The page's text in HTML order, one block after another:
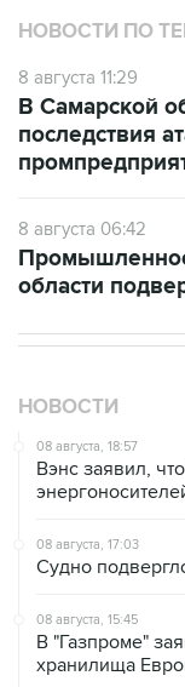
НОВОСТИ ПО
8 августа 11:29
В Самарской
последствия
8 августа 06:42
области
НОВОСТИ
08 августа, 18:57
Вэнс заявил,
08 августа, 17:03
Судно
08 августа, 15:45
В "Газпроме"
хранилища